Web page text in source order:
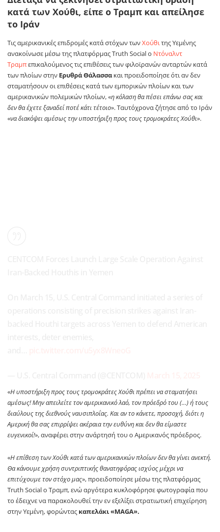
κατά των Χούθι, είπε ο Τραμπ και απείλησε
το Ιράν
Τις αμερικανικές επιδρομές κατά στόχων τωνΧούθιτης Υεμένης
ανακοίνωσε μέσω της πλατφόρμας Truth Social ο Ντόναλντ
Τραμπεπικαλούμενος τις επιθέσεις των φιλοϊρανών ανταρτών κατά
των πλοίων στην Ερυθρά Θάλασσα και προειδοποίησε ότι αν δεν
σταματήσουν οι επιθέσεις κατά των εμπορικών πλοίων και των
αμερικανικών πολεμικών πλοίων, «η κόλαση θα πέσει επάνω σας και
δεν θα έχετε ξαναδεί ποτέ κάτι τέτοιο». Ταυτόχρονα ζήτησε από το Ιράν
«να διακόψει αμέσως την υποστήριξη προς τους τρομοκράτες Χούθι».
«Η υποστήριξη προς τους τρομοκράτες Χούθι πρέπει να σταματήσει
αμέσως! Μην απειλείτε τον αμερικανικό λαό, τον πρόεδρό του (…) ή τους
διαύλους της διεθνούς ναυσιπλοΐας. Και αν το κάνετε, προσοχή, διότι η
Αμερική θα σας επιρρίψει ακέραια την ευθύνη και δεν θα είμαστε
ευγενικοί!», αναφέρει στην ανάρτησή του ο Αμερικανός πρόεδρος.
«Η επίθεση των Χούθι κατά των αμερικανικών πλοίων δεν θα γίνει ανεκτή.
Θα κάνουμε χρήση συντριπτικής θανατηφόρας ισχύος μέχρι να
επιτύχουμε τον στόχο μας», προειδοποίησε μέσω της πλατφόρμας
Truth Social ο Τραμπ, ενώ αργότερα κυκλοφόρησε φωτογραφία που
το έδειχνε να παρακολουθεί την εν εξελίξει στρατιωτική επιχείρηση
στην Υεμένη, φορώντας καπελάκι «MAGA».